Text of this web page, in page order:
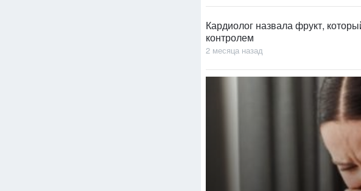
Кардиолог назвала фрукт,
контролем
2 месяца назад